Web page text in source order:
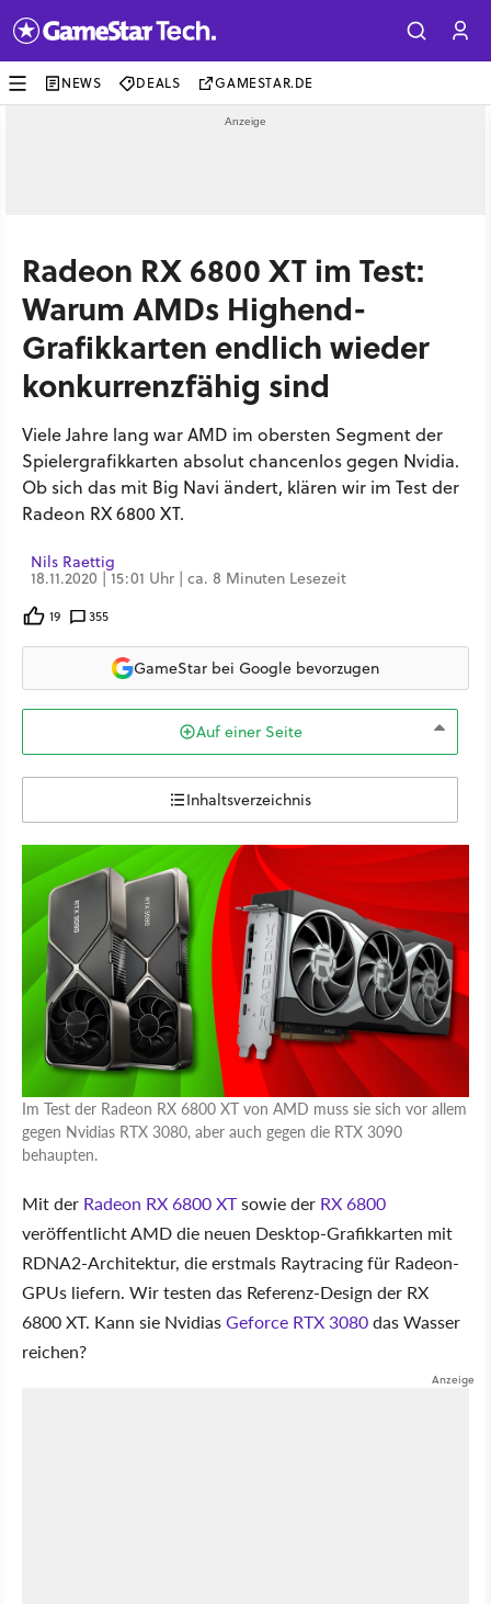
NEWS DEALS GAMESTAR.DE
Radeon RX 6800 XT im Test:
Warum AMDs Highend-
Grafikkarten endlich wieder
konkurrenzfähig sind
Viele Jahre lang war AMD im obersten Segment der
Spielergrafikkarten absolut chancenlos gegen Nvidia.
Ob sich das mit Big Navi ändert, klären wir im Test der
Radeon RX 6800 XT.
Nils Raettig
18.11.2020 | 15:01 Uhr | ca. 8 Minuten Lesezeit
19 355
GameStar bei Google bevorzugen
Auf einer Seite
Inhaltsverzeichnis
Im Test der Radeon RX 6800 XT von AMD muss sie sich vor allem
gegen Nvidias RTX 3080, aber auch gegen die RTX 3090
behaupten.
Mit der Radeon RX 6800 XTsowie der RX 6800
veröffentlicht AMD die neuen Desktop-Grafikkarten mit
RDNA2-Architektur, die erstmals Raytracing für Radeon-
GPUs liefern. Wir testen das Referenz-Design der RX
6800 XT. Kann sie NvidiasGeforce RTX 3080das Wasser
reichen?